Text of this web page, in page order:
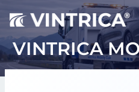
VINTRICA